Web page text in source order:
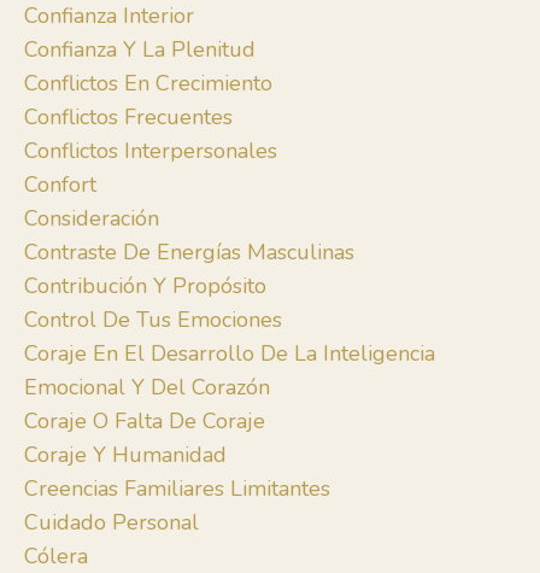
Confianza Interior
Confianza Y La Plenitud
Conflictos En Crecimiento
Conflictos Frecuentes
Conflictos Interpersonales
Confort
Consideración
Contraste De Energías Masculinas
Contribución Y Propósito
Control De Tus Emociones
Coraje En El Desarrollo De La Inteligencia
Emocional Y Del Corazón
Coraje O Falta De Coraje
Coraje Y Humanidad
Creencias Familiares Limitantes
Cuidado Personal
Cólera